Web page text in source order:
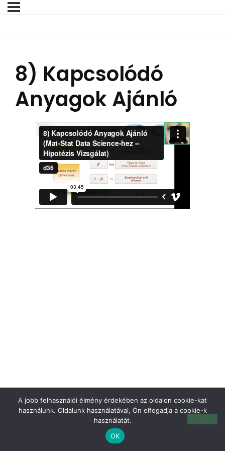
8) Kapcsolódó
Anyagok Ajánló
A jobb felhasználói élmény érdekében az oldalon cookie-kat
használunk. Oldalunk használatával, Ön elfogadja a cookie-k
használatát.
OK